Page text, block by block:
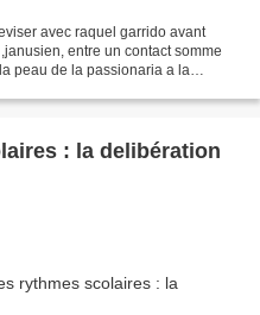
avec raquel garrido avant
entre un contact somme
peau de la passionaria a la